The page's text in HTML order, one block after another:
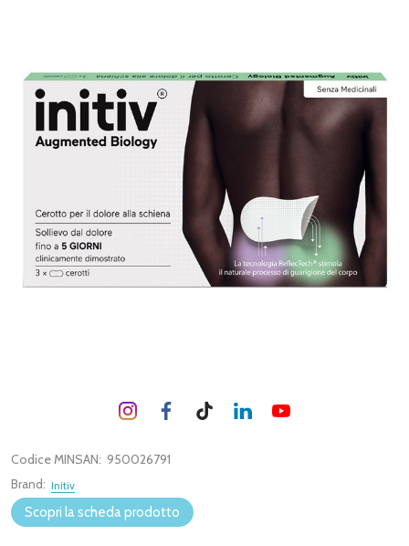
Codice MINSAN: 950026791
Brand: Initiv
Scopri la scheda prodotto